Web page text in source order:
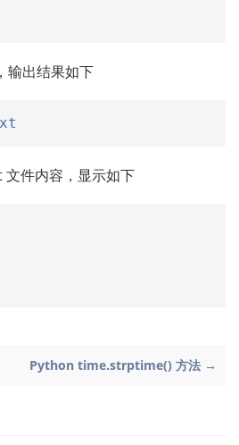
输出结果如下
件内容，显示如下
Python time.strptime() 方法 →